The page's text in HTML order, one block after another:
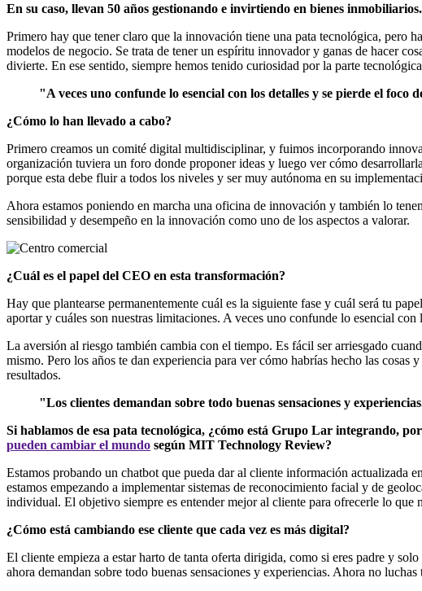
En su caso, llevan 50 años gestionando e invirtiendo en bienes
Primero hay que tener claro que la innovación tiene una pata tecnológica, pero
modelos de negocio. Se trata de tener un espíritu innovador y ganas de hacer
divierte. En ese sentido, siempre hemos tenido curiosidad por la parte
"A veces uno confunde lo esencial con los detalles y se pierde el foco
¿Cómo lo han llevado a cabo?
Primero creamos un comité digital multidisciplinar, y fuimos incorporando
organización tuviera un foro donde proponer ideas y luego ver cómo
porque esta debe fluir a todos los niveles y ser muy autónoma en su
Ahora estamos poniendo en marcha una oficina de innovación y también lo
sensibilidad y desempeño en la innovación como uno de los aspectos a valorar.
¿Cuál es el papel del CEO en esta transformación?
Hay que plantearse permanentemente cuál es la siguiente fase y cuál será tu
aportar y cuáles son nuestras limitaciones. A veces uno confunde lo esencial
La aversión al riesgo también cambia con el tiempo. Es fácil ser arriesgado
mismo. Pero los años te dan experiencia para ver cómo habrías hecho las
resultados.
"Los clientes demandan sobre todo buenas sensaciones y
Si hablamos de esa pata tecnológica, ¿cómo está Grupo Lar integrando,
pueden cambiar el mundo según MIT Technology Review?
Estamos probando un chatbot que pueda dar al cliente información actualizada
estamos empezando a implementar sistemas de reconocimiento facial y de
individual. El objetivo siempre es entender mejor al cliente para ofrecerle lo que
¿Cómo está cambiando ese cliente que cada vez es más digital?
El cliente empieza a estar harto de tanta oferta dirigida, como si eres padre y
ahora demandan sobre todo buenas sensaciones y experiencias. Ahora no